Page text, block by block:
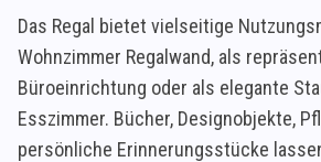
Das Regal bietet vielseitige
Wohnzimmer Regalwand, als
Büroeinrichtung oder als elegante
Esszimmer. Bücher, Designobjekte,
persönliche Erinnerungsstücke